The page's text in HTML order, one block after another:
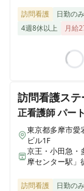
訪問看護 日勤のみ
4週8休以上
月給
訪問看護ス
正看護師パー
東京都多摩市愛
ビル1F
京王・小田急・
摩センター駅」
訪問看護 日勤のみ